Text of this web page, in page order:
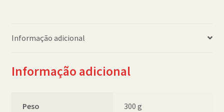
Informação adicional
Informação adicional
Peso 300 g